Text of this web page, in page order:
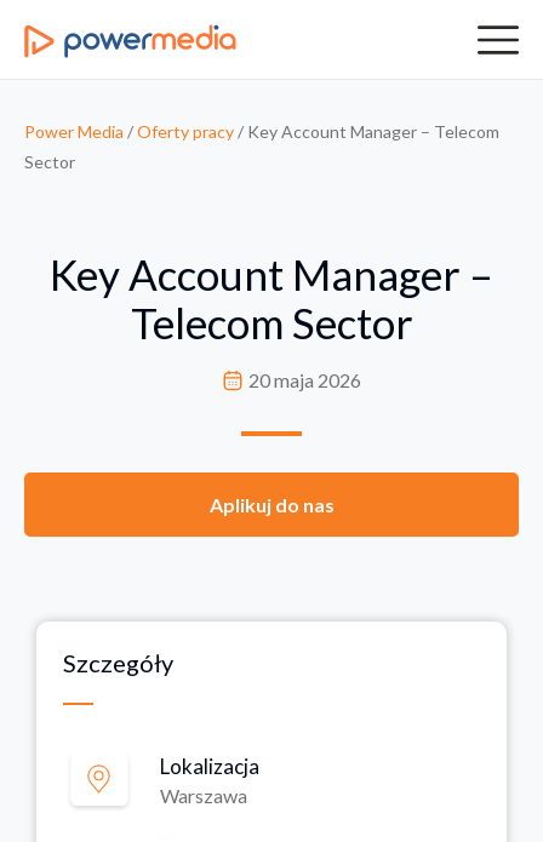
Power Media /Oferty pracy/ Key Account Manager – Telecom
Sector
Key Account Manager –
Telecom Sector
20 maja 2026
Aplikuj do nas
Szczegóły
Lokalizacja
Warszawa